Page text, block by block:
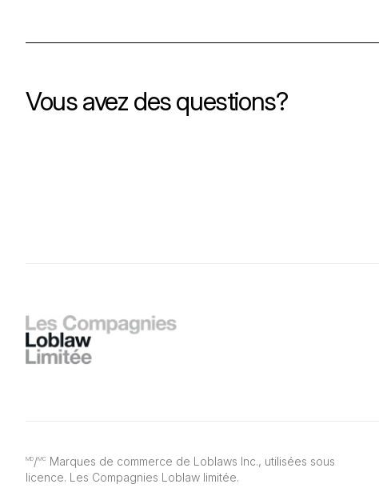
Vous avez des questions?
MD/MC Marques de commerce de Loblaws Inc., utilisées sous
licence. Les Compagnies Loblaw limitée.